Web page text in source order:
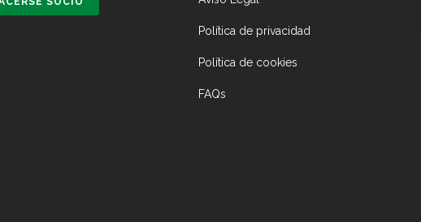
Política de privacidad
Política de cookies
FAQs